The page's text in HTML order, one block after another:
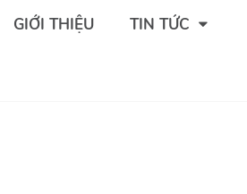
GIỚI THIỆU TIN TỨC